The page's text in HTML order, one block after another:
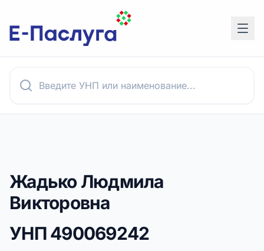
Жадько Людмила
Викторовна
УНП490069242